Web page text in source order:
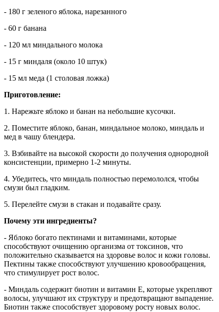
- 180 г зеленого яблока, нарезанного
- 60 г банана
- 120 мл миндального молока
- 15 г миндаля (около 10 штук)
- 15 мл меда (1 столовая ложка)
Приготовление:
1. Нарежьте яблоко и банан на небольшие кусочки.
2. Поместите яблоко, банан, миндальное молоко, миндаль и
мед в чашу блендера.
3. Взбивайте на высокой скорости до получения однородной
консистенции, примерно 1-2 минуты.
4. Убедитесь, что миндаль полностью перемололся, чтобы
смузи был гладким.
5. Перелейте смузи в стакан и подавайте сразу.
Почему эти ингредиенты?
- Яблоко богато пектинами и витаминами, которые
способствуют очищению организма от токсинов, что
положительно сказывается на здоровье волос и кожи головы.
Пектины также способствуют улучшению кровообращения,
что стимулирует рост волос.
- Миндаль содержит биотин и витамин E, которые укрепляют
волосы, улучшают их структуру и предотвращают выпадение.
Биотин также способствует здоровому росту новых волос.